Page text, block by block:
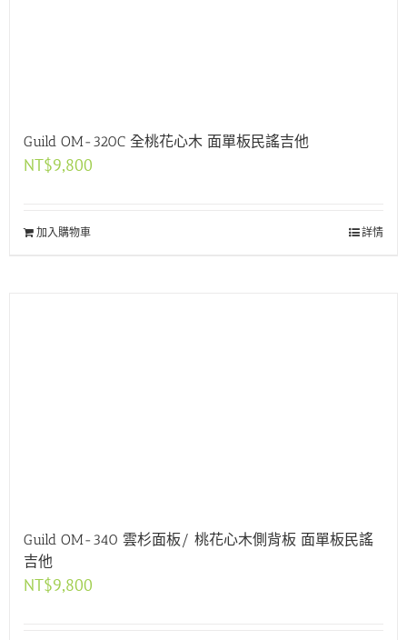
Guild OM-320C 全桃花心木 面單板民謠吉他
NT$9,800
加入購物車 詳情
Guild OM-340 雲杉面板/ 桃花心木側背板 面單板民謠
吉他
NT$9,800